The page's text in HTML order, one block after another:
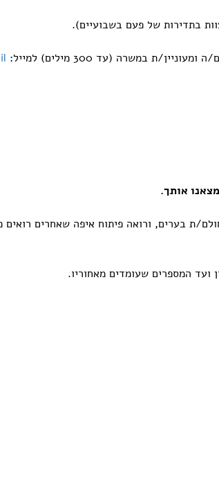
בתדירות של פעם בשבועיים).
אותך.
ת בערים, ורואה פיתוח איפה שאחרים רואים
ועד המספרים שעומדים מאחוריו.